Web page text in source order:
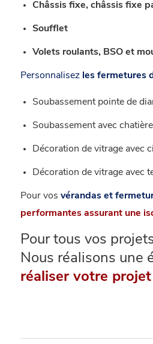
Châssis fixe, châssis fixe
Soufflet
Volets roulants, BSO et
Personnalisezles fermetures
Soubassement pointe de
Soubassement avec
Décoration de vitrage avec
Décoration de vitrage avec
Pour vos vérandas et
performantes assurant une
Pour tous vos
Nous réalisons une
réaliser votre